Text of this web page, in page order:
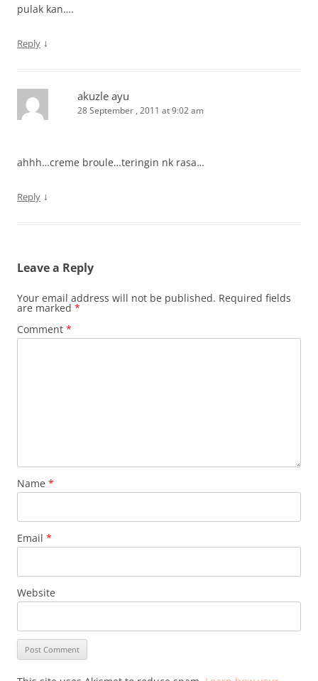
pulak kan….
Reply ↓
akuzle ayu
28 September , 2011 at 9:02 am
ahhh…creme broule…teringin nk rasa…
Reply ↓
Leave a Reply
Your email address will not be published. Required fields
are marked *
Comment *
Name *
Email *
Website